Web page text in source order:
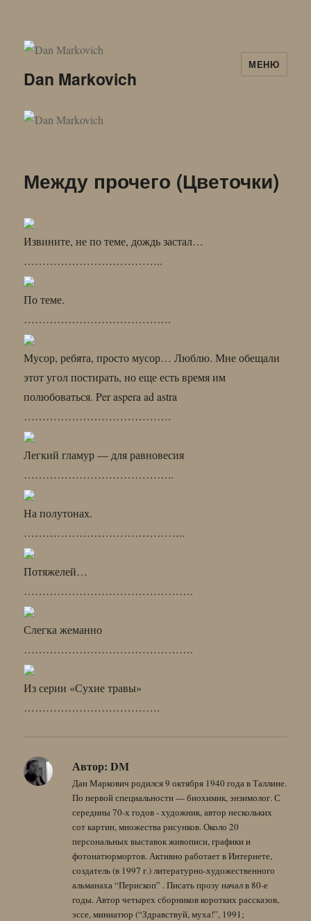
Dan Markovich
МЕНЮ
Между прочего (Цветочки)
Извините, не по теме, дождь застал…
………………………………..
По теме.
………………………………….
Мусор, ребята, просто мусор… Люблю. Мне обещали
этот угол постирать, но еще есть время им
полюбоваться. Per aspera ad astra
………………………………….
Легкий гламур — для равновесия
…………………………………..
На полутонах.
……………………………………..
Потяжелей…
……………………………………….
Слегка жеманно
……………………………………….
Из серии «Сухие травы»
……………………………….
Автор: DM
Дан Маркович родился 9 октября 1940 года в Таллине.
По первой специальности — биохимик, энзимолог. С
середины 70-х годов - художник, автор нескольких
сот картин, множества рисунков. Около 20
персональных выставок живописи, графики и
фотонатюрмортов. Активно работает в Интернете,
создатель (в 1997 г.) литературно-художественного
альманаха “Перископ” . Писать прозу начал в 80-е
годы. Автор четырех сборников коротких рассказов,
эссе, миниатюр (“Здравствуй, муха!”, 1991;